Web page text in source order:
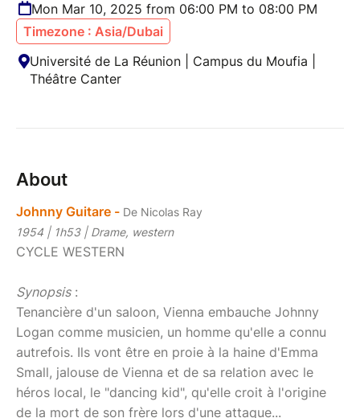
Mon Mar 10, 2025 from 06:00 PM to 08:00 PM
Timezone : Asia/Dubai
Université de La Réunion | Campus du Moufia |
Théâtre Canter
About
Johnny Guitare - De Nicolas Ray
1954 | 1h53 | Drame, western
CYCLE WESTERN
Synopsis:
​​​Tenancière d'un saloon, Vienna embauche Johnny
Logan comme musicien, un homme qu'elle a connu
autrefois. Ils vont être en proie à la haine d'Emma
Small, jalouse de Vienna et de sa relation avec le
héros local, le "dancing kid", qu'elle croit à l'origine
de la mort de son frère lors d'une attaque...